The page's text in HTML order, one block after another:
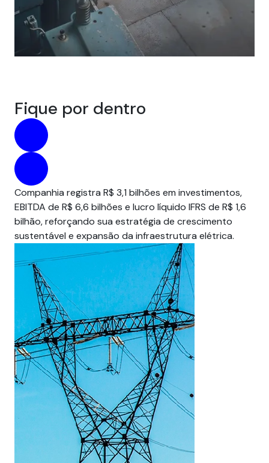
Fique por dentro
Companhia registra R$ 3,1 bilhões em investimentos,
EBITDA de R$ 6,6 bilhões e lucro líquido IFRS de R$ 1,6
bilhão, reforçando sua estratégia de crescimento
sustentável e expansão da infraestrutura elétrica.